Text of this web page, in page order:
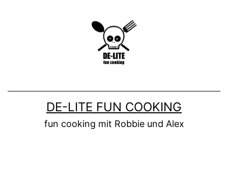
DE-LITE FUN COOKING
fun cooking mit Robbie und Alex